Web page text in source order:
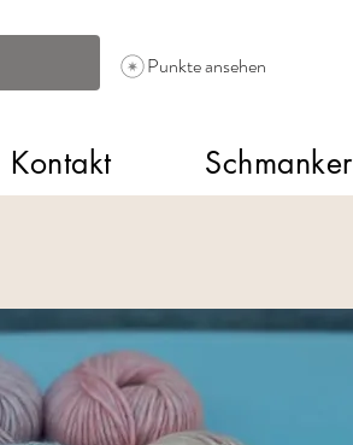
Punkte ansehen
Kontakt Schmankerl